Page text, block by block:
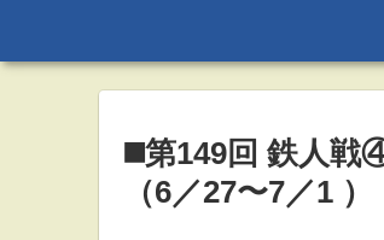
◼️第149回 鉄人戦
（6／27〜7／1 ）